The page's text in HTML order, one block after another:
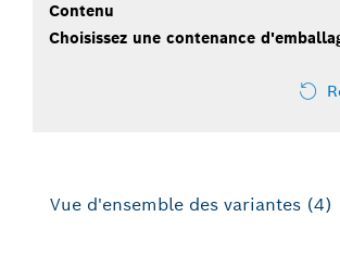
Contenu
Choisissez une contenance
Vue d'ensemble des variantes (4)